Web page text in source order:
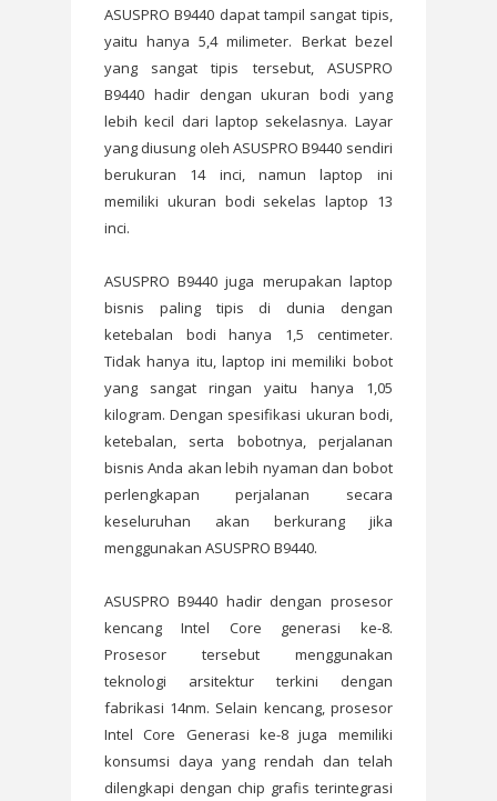
ASUSPRO B9440 dapat tampil sangat tipis,
yaitu hanya 5,4 milimeter. Berkat bezel
yang sangat tipis tersebut, ASUSPRO
B9440 hadir dengan ukuran bodi yang
lebih kecil dari laptop sekelasnya. Layar
yang diusung oleh ASUSPRO B9440 sendiri
berukuran 14 inci, namun laptop ini
memiliki ukuran bodi sekelas laptop 13
inci.
ASUSPRO B9440 juga merupakan laptop
bisnis paling tipis di dunia dengan
ketebalan bodi hanya 1,5 centimeter.
Tidak hanya itu, laptop ini memiliki bobot
yang sangat ringan yaitu hanya 1,05
kilogram. Dengan spesifikasi ukuran bodi,
ketebalan, serta bobotnya, perjalanan
bisnis Anda akan lebih nyaman dan bobot
perlengkapan perjalanan secara
keseluruhan akan berkurang jika
menggunakan ASUSPRO B9440.
ASUSPRO B9440 hadir dengan prosesor
kencang Intel Core generasi ke-8.
Prosesor tersebut menggunakan
teknologi arsitektur terkini dengan
fabrikasi 14nm. Selain kencang, prosesor
Intel Core Generasi ke-8 juga memiliki
konsumsi daya yang rendah dan telah
dilengkapi dengan chip grafis terintegrasi